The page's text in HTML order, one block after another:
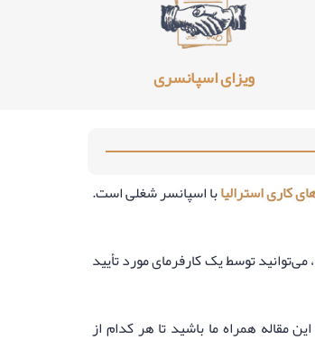
ویزای اسپانسری
کاری استرالیابا اسپانسر شغلی است.
توسط یک کارفرمای مورد تأیید
مقاله همراه ما باشید تا هر کدام از